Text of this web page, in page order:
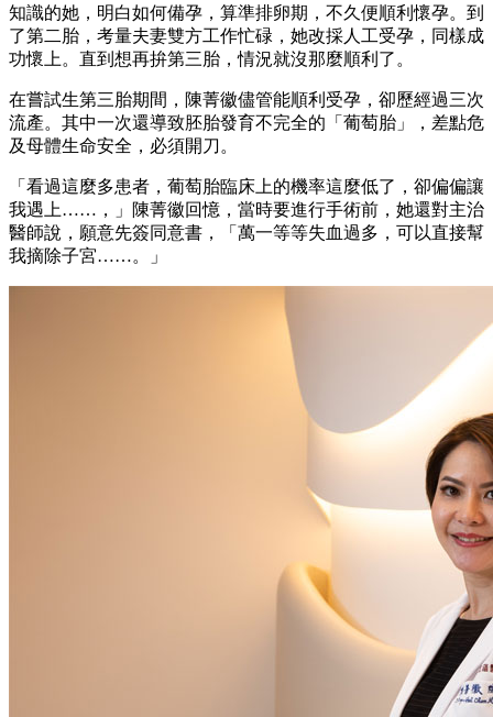
知識的她，明白如何備孕，算準排卵期，不久便順利懷孕。到
了第二胎，考量夫妻雙方工作忙碌，她改採人工受孕，同樣成
功懷上。直到想再拚第三胎，情況就沒那麼順利了。
在嘗試生第三胎期間，陳菁徽儘管能順利受孕，卻歷經過三次
流產。其中一次還導致胚胎發育不完全的「葡萄胎」，差點危
及母體生命安全，必須開刀。
「看過這麼多患者，葡萄胎臨床上的機率這麼低了，卻偏偏讓
我遇上……，」陳菁徽回憶，當時要進行手術前，她還對主治
醫師說，願意先簽同意書，「萬一等等失血過多，可以直接幫
我摘除子宮……。」